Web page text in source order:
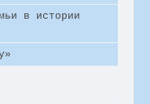
в истории